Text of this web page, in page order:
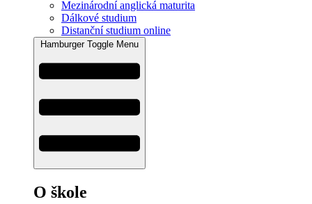
Mezinárodní anglická maturita
Dálkové studium
Distanční studium online
Hamburger Toggle Menu
O škole